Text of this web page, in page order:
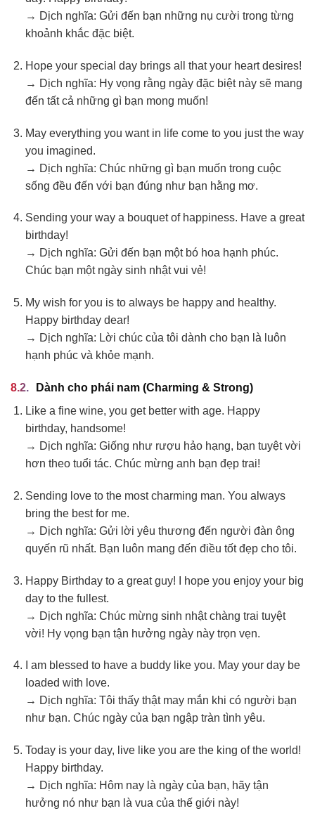
→ Dịch nghĩa: Gửi đến bạn những nụ cười trong từng
khoảnh khắc đặc biệt.
Hope your special day brings all that your heart desires!
→ Dịch nghĩa: Hy vọng rằng ngày đặc biệt này sẽ mang
đến tất cả những gì bạn mong muốn!
May everything you want in life come to you just the way
you imagined.
→ Dịch nghĩa: Chúc những gì bạn muốn trong cuộc
sống đều đến với bạn đúng như bạn hằng mơ.
Sending your way a bouquet of happiness. Have a great
birthday!
→ Dịch nghĩa: Gửi đến bạn một bó hoa hạnh phúc.
Chúc bạn một ngày sinh nhật vui vẻ!
My wish for you is to always be happy and healthy.
Happy birthday dear!
→ Dịch nghĩa: Lời chúc của tôi dành cho bạn là luôn
hạnh phúc và khỏe mạnh.
Dành cho phái nam (Charming & Strong)
Like a fine wine, you get better with age. Happy
birthday, handsome!
→ Dịch nghĩa: Giống như rượu hảo hạng, bạn tuyệt vời
hơn theo tuổi tác. Chúc mừng anh bạn đẹp trai!
Sending love to the most charming man. You always
bring the best for me.
→ Dịch nghĩa: Gửi lời yêu thương đến người đàn ông
quyến rũ nhất. Bạn luôn mang đến điều tốt đẹp cho tôi.
Happy Birthday to a great guy! I hope you enjoy your big
day to the fullest.
→ Dịch nghĩa: Chúc mừng sinh nhật chàng trai tuyệt
vời! Hy vọng bạn tận hưởng ngày này trọn vẹn.
I am blessed to have a buddy like you. May your day be
loaded with love.
→ Dịch nghĩa: Tôi thấy thật may mắn khi có người bạn
như bạn. Chúc ngày của bạn ngập tràn tình yêu.
Today is your day, live like you are the king of the world!
Happy birthday.
→ Dịch nghĩa: Hôm nay là ngày của bạn, hãy tận
hưởng nó như bạn là vua của thế giới này!